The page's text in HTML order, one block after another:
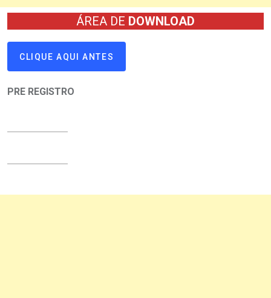
ÁREA DE DOWNLOAD
CLIQUE AQUI ANTES
PRE REGISTRO